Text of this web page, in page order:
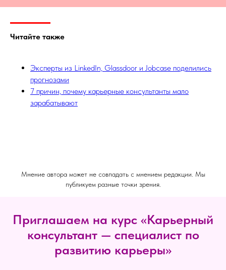
Читайте также
Эксперты из LinkedIn, Glassdoor и Jobcase поделились
прогнозами
7 причин, почему карьерные консультанты мало
зарабатывают
Мнение автора может не совпадать с мнением редакции. Мы
публикуем разные точки зрения.
Приглашаем на курс «Карьерный
консультант — специалист по
развитию карьеры»